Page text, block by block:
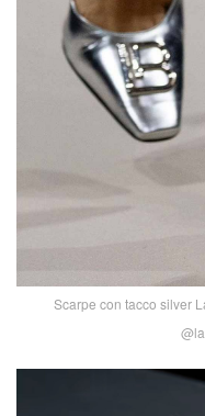
Scarpe con tacco silver